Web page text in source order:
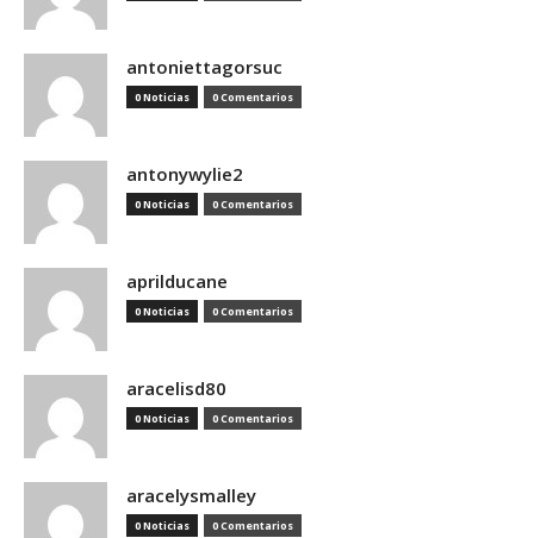
antoniettagorsuc
0 Noticias 0 Comentarios
antonywylie2
0 Noticias 0 Comentarios
aprilducane
0 Noticias 0 Comentarios
aracelisd80
0 Noticias 0 Comentarios
aracelysmalley
0 Noticias 0 Comentarios